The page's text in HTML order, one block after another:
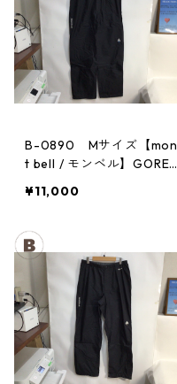
B-0890 Mサイズ【mon
t bell / モンベル】GORE-
ンパンツ：メンズBK
¥11,000